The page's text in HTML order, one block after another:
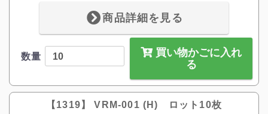
商品詳細を見る
数量
買い物かごに入れ
る
【1319】 VRM-001 (H) ロット10枚